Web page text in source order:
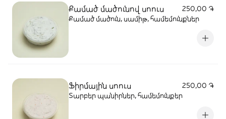
Քամած մածունով սոուս
250,00 ֏
Քամած մածուն, սամիթ, համեմունքներ
Ֆիրմային սոուս
250,00 ֏
Տարբեր պանիրներ, համեմունքեր